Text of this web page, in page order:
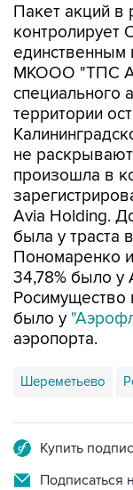
Пакет акций
единственным
МКООО "ТПС
специального
территории
не
произошла в
Avia Holding.
была у траста
Пономаренко
34,78% было у
было у
аэропорта.
Шереметьево
Купить
Подписаться